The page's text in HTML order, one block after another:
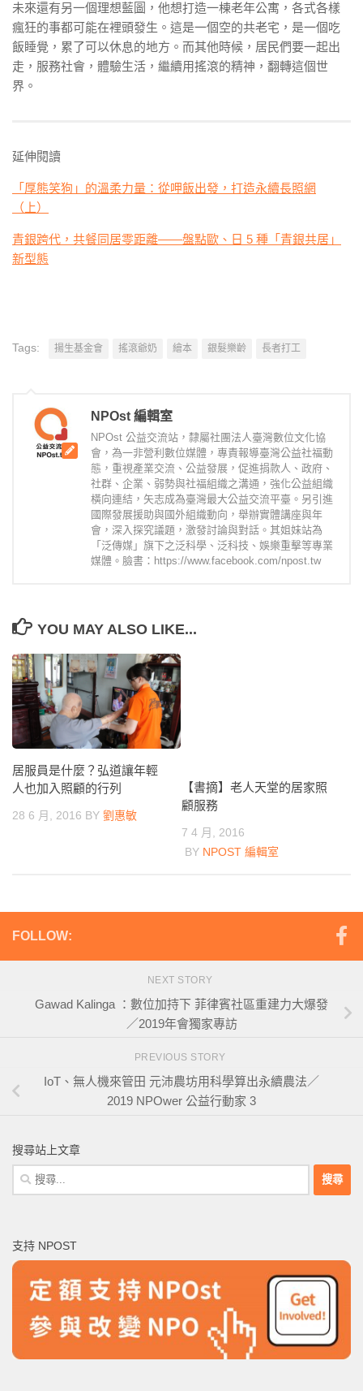
未來還有另一個理想藍圖，他想打造一棟老年公寓，各式各樣
瘋狂的事都可能在裡頭發生。這是一個空的共老宅，是一個吃
飯睡覺，累了可以休息的地方。而其他時候，居民們要一起出
走，服務社會，體驗生活，繼續用搖滾的精神，翻轉這個世
界。
延伸閱讀
「厚熊笑狗」的溫柔力量：從呷飯出發，打造永續長照網
（上）
青銀跨代，共餐同居零距離——盤點歐、日 5 種「青銀共居」
新型態
Tags: 揚生基金會 搖滾爺奶 繪本 銀髮樂齡 長者打工
NPOst 編輯室
NPOst 公益交流站，隸屬社團法人臺灣數位文化協
會，為一非營利數位媒體，專責報導臺灣公益社福動
態，重視產業交流、公益發展，促進捐款人、政府、
社群、企業、弱勢與社福組織之溝通，強化公益組織
橫向連結，矢志成為臺灣最大公益交流平臺。另引進
國際發展援助與國外組織動向，舉辦實體講座與年
會，深入探究議題，激發討論與對話。其姐妹站為
「泛傳媒」旗下之泛科學、泛科技、娛樂重擊等專業
媒體。臉書：https://www.facebook.com/npost.tw
YOU MAY ALSO LIKE...
居服員是什麼？弘道讓年輕
人也加入照顧的行列
28 6 月, 2016 BY 劉惠敏
【書摘】老人天堂的居家照
顧服務
7 4 月, 2016
BY NPOST 編輯室
FOLLOW:
NEXT STORY
Gawad Kalinga ：數位加持下 菲律賓社區重建力大爆發
／2019年會獨家專訪
PREVIOUS STORY
IoT、無人機來管田 元沛農坊用科學算出永續農法／
2019 NPOwer 公益行動家 3
搜尋站上文章
搜
尋
字:
支持 NPOST